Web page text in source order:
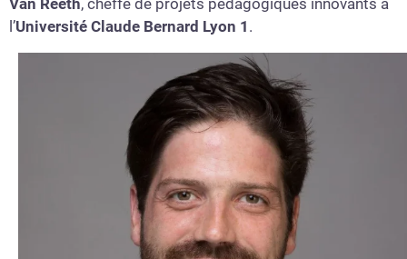
l’Université Claude Bernard Lyon 1 .